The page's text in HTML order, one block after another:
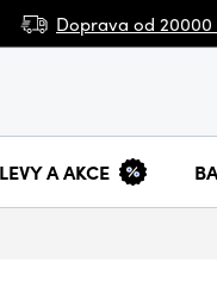
Doprava od 20000
A AKCE